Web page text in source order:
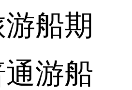
船期
游船